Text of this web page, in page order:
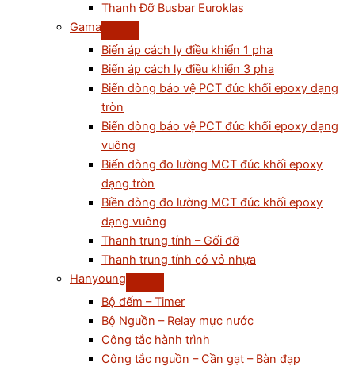
Thanh Đỡ Busbar Euroklas
Gama
Biến áp cách ly điều khiển 1 pha
Biến áp cách ly điều khiển 3 pha
Biến dòng bảo vệ PCT đúc khối epoxy dạng
tròn
Biến dòng bảo vệ PCT đúc khối epoxy dạng
vuông
Biến dòng đo lường MCT đúc khối epoxy
dạng tròn
Biền dòng đo lường MCT đúc khối epoxy
dạng vuông
Thanh trung tính – Gối đỡ
Thanh trung tính có vỏ nhựa
Hanyoung
Bộ đếm – Timer
Bộ Nguồn – Relay mực nước
Công tắc hành trình
Công tắc nguồn – Cần gạt – Bàn đạp